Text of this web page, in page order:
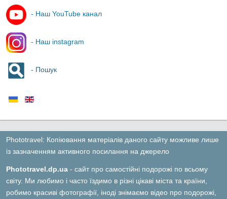
- Наш YouTube канал
- Наш instagram
- Пошук
Phototravel: Копіювання матеріалів даного сайту можливе лише
із зазначенням активного посилання на джерело
Phototravel.dp.ua - сайт про самостійні подорожі по всьому
світу. Ми любимо і часто їздимо в різні цікаві міста та країни,
робимо красиві фотографії, іноді знімаємо відео про подорожі,